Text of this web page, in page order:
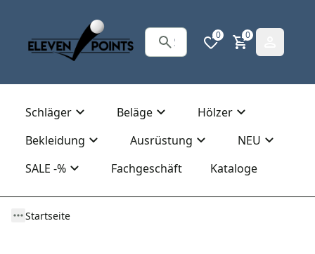
0 0
Schläger Beläge
Hölzer
Bekleidung
Ausrüstung
NEU
SALE -%
Fachgeschäft Kataloge
Startseite